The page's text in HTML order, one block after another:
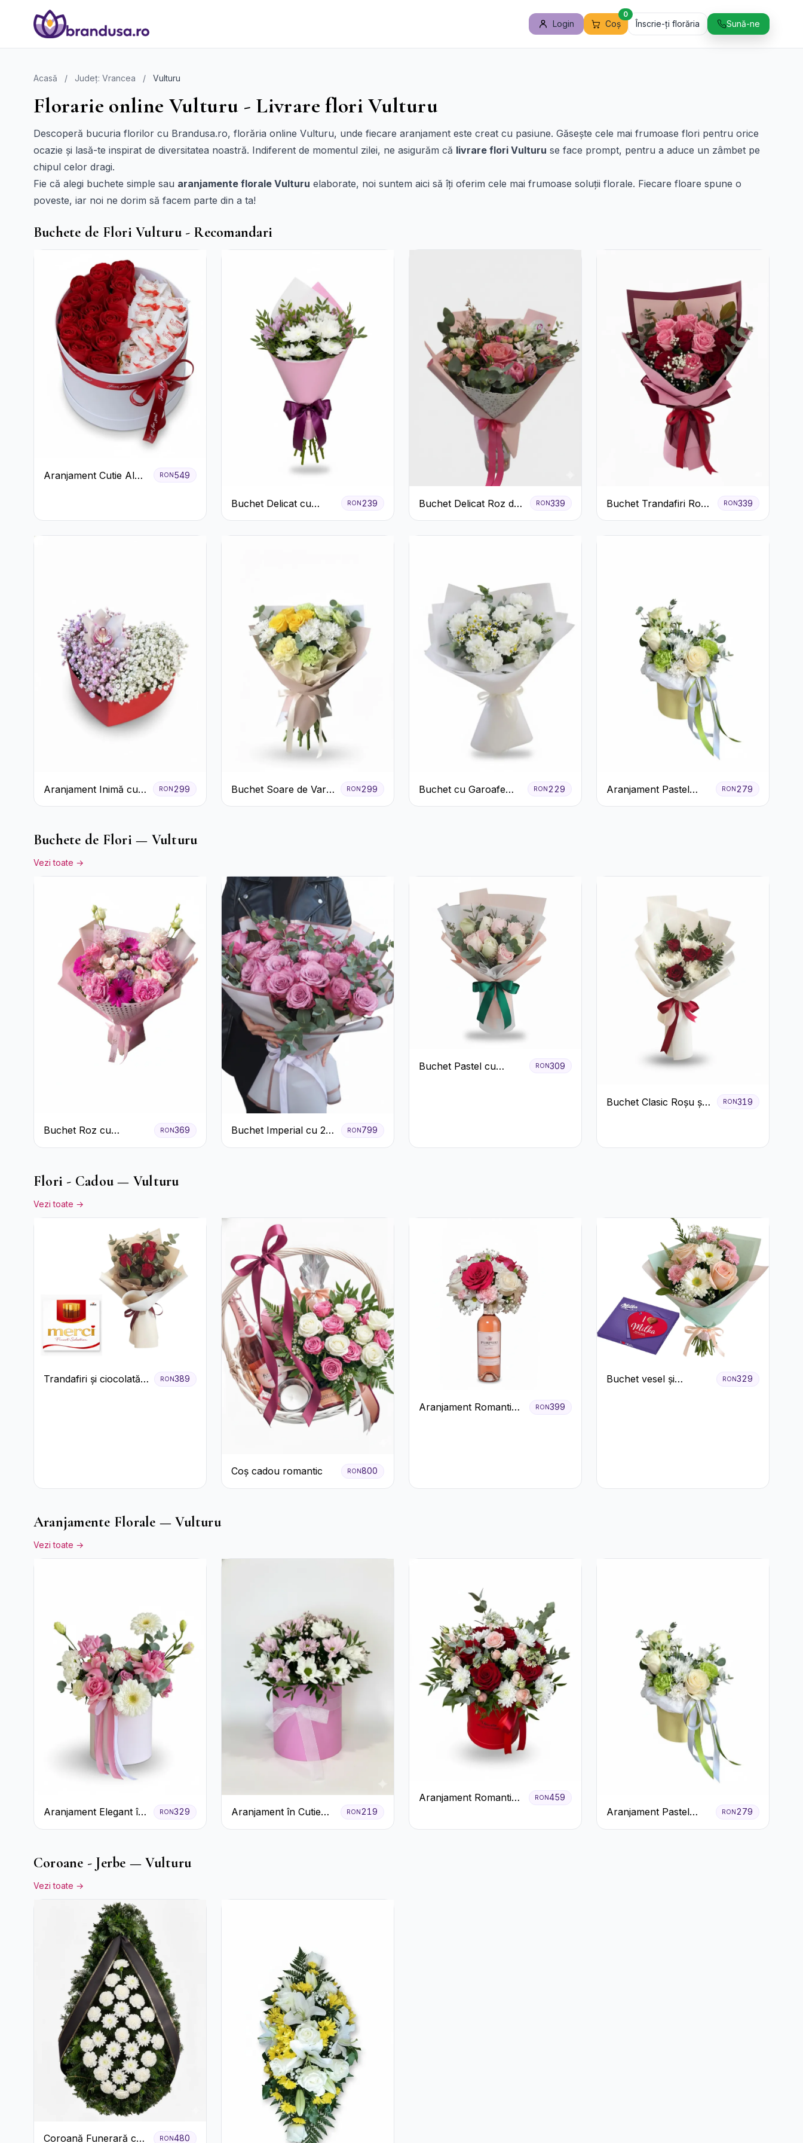
Login Coș
0
Înscrie-ți florăria Sună-ne
Acasă / Județ: Vrancea / Vulturu
Florarie online Vulturu - Livrare flori Vulturu
Descoperă bucuria florilor cu Brandusa.ro, florăria online Vulturu, unde fiecare aranjament este creat cu pasiune. Găsește cele mai frumoase flori pentru orice
ocazie și lasă-te inspirat de diversitatea noastră. Indiferent de momentul zilei, ne asigurăm că livrare flori Vulturu se face prompt, pentru a aduce un zâmbet pe
chipul celor dragi.
Fie că alegi buchete simple sau aranjamente florale Vulturu elaborate, noi suntem aici să îți oferim cele mai frumoase soluții florale. Fiecare floare spune o
poveste, iar noi ne dorim să facem parte din a ta!
Buchete de Flori Vulturu - Recomandari
Aranjament Cutie Albă
RON549
Buchet Delicat cu
Crizanteme Albe și
RON239
Buchet Delicat Roz de
primăvară
RON339
Buchet Trandafiri Roz
și Roșii cu Eucalipt și
RON339
Aranjament Inimă cu
Orhidee și Floarea
RON 299
Buchet Soare de Vară
cu Trandafiri Galbeni
RON 299
Buchet cu Garoafe
Albe
RON 229
Aranjament Pastel
Verde în Cutie Galben
RON 279
Buchete de Flori — Vulturu
Vezi toate →
Buchet Roz cu
Tradafiri și Gerbera
RON369
Buchet Imperial cu 25
Trandafiri
RON799
Buchet Pastel cu
RON309
Buchet Clasic Roșu și
RON319
Flori - Cadou — Vulturu
Vezi toate →
Trandafiri și ciocolată
RON389
Coș cadou romantic RON800
Aranjament Romantic
RON399
Buchet vesel și
RON329
Aranjamente Florale — Vulturu
Vezi toate →
Aranjament Elegant în
Cutie Roz cu Trandafiri
RON329
Aranjament în Cutie
Roz cu Crizanteme
RON219
Aranjament Romantic
Trandafiri și
RON459
Aranjament Pastel
Verde în Cutie Galben
RON279
Coroane - Jerbe — Vulturu
Vezi toate →
Coroană Funerară cu RON480